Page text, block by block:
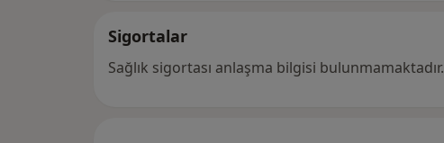
Sigortalar
Sağlık sigortası anlaşma bilgisi bulunmamaktadır.